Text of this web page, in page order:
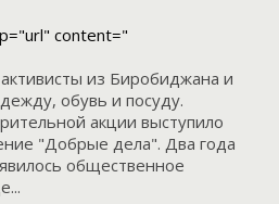
content="
из Биробиджана и
обувь и посуду.
акции выступило
"Добрые дела". Два года
общественное